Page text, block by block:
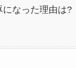
になった理由は?